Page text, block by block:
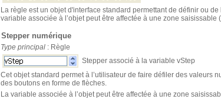
La règle est un objet d'interface standard permettant de définir ou
variable associée à l’objet peut être affectée à une zone
Stepper numérique
Type principal : Règle
Stepper associé à la variable vStep
Cet objet standard permet à l’utilisateur de faire défiler des valeurs
des boutons en forme de flèches.
La variable associée à l’objet peut être affectée à une zone